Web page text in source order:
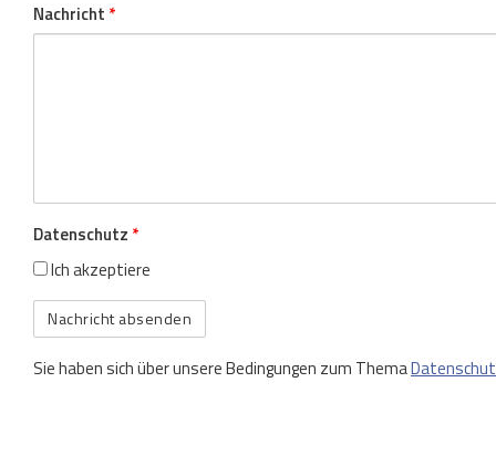
Nachricht *
Datenschutz *
Ich akzeptiere
Sie haben sich über unsere Bedingungen zum Thema